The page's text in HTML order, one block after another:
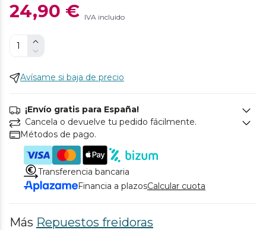
24,90 € IVA incluido
Avísame si baja de precio
¡Envío gratis para España!
Cancela o devuelve tu pedido fácilmente.
Métodos de pago.
Transferencia bancaria
Financia a plazosCalcular cuota
Más Repuestos freidoras